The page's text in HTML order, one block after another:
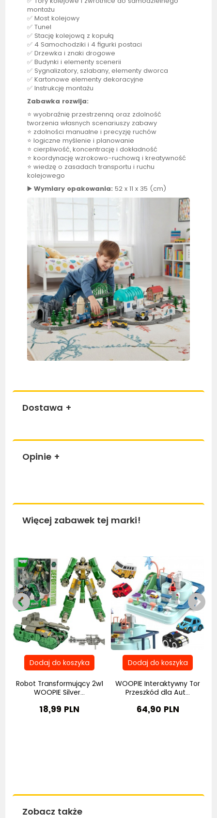
montażu
✅ Most kolejowy
✅ Tunel
✅ Stację kolejową z kopułą
✅ 4 Samochodziki i 4 figurki postaci
✅ Drzewka i znaki drogowe
✅ Budynki i elementy scenerii
✅ Sygnalizatory, szlabany, elementy dworca
✅ Kartonowe elementy dekoracyjne
✅ Instrukcję montażu
Zabawka rozwija:
⭐ wyobraźnię przestrzenną oraz zdolność
tworzenia własnych scenariuszy zabawy
⭐ zdolności manualne i precyzję ruchów
⭐ logiczne myślenie i planowanie
⭐ cierpliwość, koncentrację i dokładność
⭐ koordynację wzrokowo-ruchową i kreatywność
⭐ wiedzę o zasadach transportu i ruchu
kolejowego
▶️Wymiary opakowania: 52 x 11 x 35 (cm)
Dostawa +
Opinie +
Więcej zabawek tej marki!
Robot Transformujący 2w1
WOOPIE Silver...
18,99 PLN
WOOPIE Interaktywny Tor
Przeszkód dla Aut...
64,90 PLN
Zobacz także